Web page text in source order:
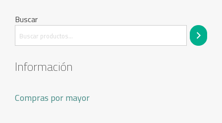
Buscar
Información
Compras por mayor